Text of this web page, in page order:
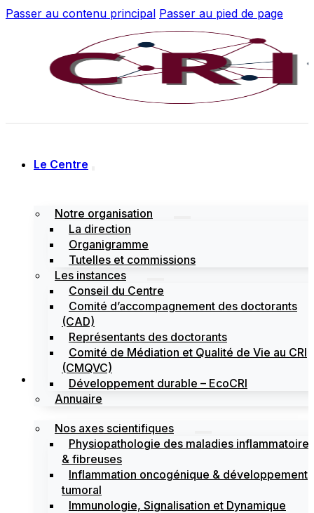
Passer au contenu principal Passer au pied de page
Le Centre
Notre organisation
La direction
Organigramme
Tutelles et commissions
Les instances
Conseil du Centre
Comité d’accompagnement des doctorants
(CAD)
Représentants des doctorants
Comité de Médiation et Qualité de Vie au CRI
(CMQVC)
Développement durable – EcoCRI
Annuaire
Recherche
Nos axes scientifiques
Physiopathologie des maladies inflammatoires
& fibreuses
Inflammation oncogénique & développement
tumoral
Immunologie, Signalisation et Dynamique